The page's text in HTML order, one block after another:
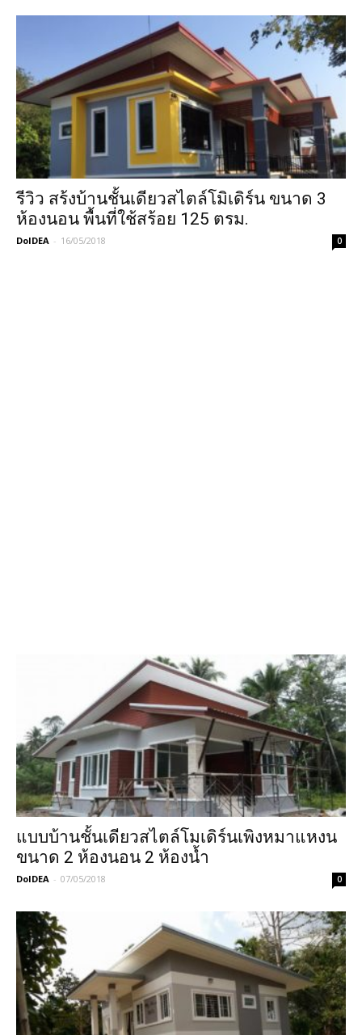
รีวิว สร้งบ้านชั้นเดียวสไตล์โมิเดิร์น ขนาด 3
ห้องนอน พื้นที่ใช้สร้อย 125 ตรม.
DoIDEA - 16/05/2018 0
แบบบ้านชั้นเดียวสไตล์โมเดิร์นเพิงหมาแหงน
ขนาด 2 ห้องนอน 2 ห้องน้ำ
DoIDEA - 07/05/2018 0